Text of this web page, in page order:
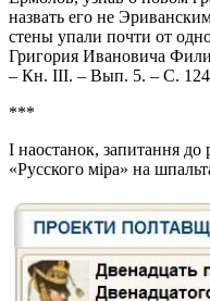
назвать его не
стены упали почти от
Григория Ивановича
– Кн. III. – Вып. 5. – С.
***
І наостанок, запитання до
«Русского міра» на